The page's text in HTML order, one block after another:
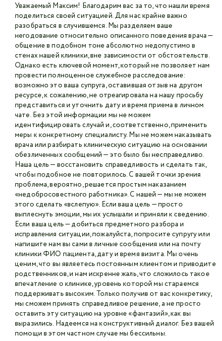
Уважаемый Максим! Благодарим вас за то, что нашли время
поделиться своей ситуацией. Для нас крайне важно
разобраться в случившемся. Мы разделяем ваше
негодование относительно описанного поведения врача —
общение в подобном тоне абсолютно недопустимо в
стенах нашей клиники, вне зависимости от обстоятельств.
Однако есть ключевой момент, который не позволяет нам
провести полноценное служебное расследование:
возможно это ваша супруга, оставившая отзыв на другом
ресурсе, к сожалению, не отреагировала на нашу просьбу
представиться и уточнить дату и время приема в личном
чате. Без этой информации мы не можем
идентифицировать случай и, соответственно, применить
меры к конкретному специалисту. Мы не можем наказывать
врача или разбирать клиническую ситуацию на основании
обезличенных сообщений — это было бы несправедливо.
Наша цель — восстановить справедливость и сделать так,
чтобы подобное не повторилось. С вашей точки зрения
проблема, вероятно, решается простым наказанием
«недобросовестного работника». С нашей — мы не можем
этого сделать «вслепую». Если ваша цель — просто
выплеснуть эмоции, мы их услышали и приняли к сведению.
Если ваша цель — добиться предметного разбора и
исправления ситуации, пожалуйста, попросите супругу или
напишите нам вы сами в личные сообщения или на почту
клиники ФИО пациента, дату и время визита. Мы очень
ценим, что вы являетесь постоянным клиентом и приводите
родственников, и нам искренне жаль, что сложилось такое
впечатление о клинике, уровень которой мы стараемся
поддерживать высоким. Только получив от вас конкретику,
мы сможем принять справедливое решение, а не просто
оставить эту ситуацию на уровне «фантазий», как вы
выразились. Надеемся на конструктивный диалог. Без вашей
помощи в этом частном случае мы бессильны.